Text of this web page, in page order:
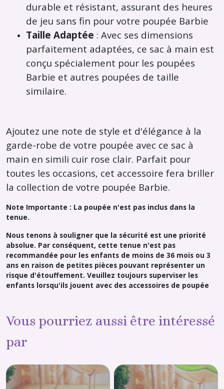
durable et résistant, assurant des heures
de jeu sans fin pour votre poupée Barbie
Taille Adaptée : Avec ses dimensions
parfaitement adaptées, ce sac à main est
conçu spécialement pour les poupées
Barbie et autres poupées de taille
similaire.
Ajoutez une note de style et d'élégance à la
garde-robe de votre poupée avec ce sac à
main en simili cuir rose clair. Parfait pour
toutes les occasions, cet accessoire fera briller
la collection de votre poupée Barbie.
Note Importante : La poupée n'est pas inclus dans la
tenue.
Nous tenons à souligner que la sécurité est une priorité
absolue. Par conséquent, cette tenue n'est pas
recommandée pour les enfants de moins de 36 mois ou 3
ans en raison de petites pièces pouvant représenter un
risque d'étouffement. Veuillez toujours superviser les
enfants lorsqu'ils jouent avec des accessoires de poupée
Vous pourriez aussi être intéressé
par